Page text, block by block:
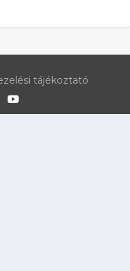
tájékoztató